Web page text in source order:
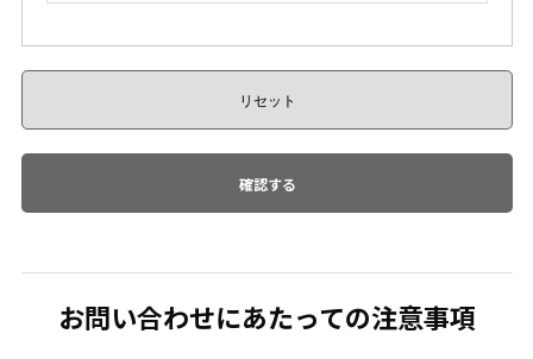
リセット
お問い合わせにあたっての注意事項